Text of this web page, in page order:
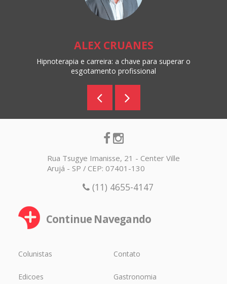
ALEX CRUANES
Hipnoterapia e carreira: a chave para superar o
esgotamento profissional
Rua Tsugye Imanisse, 21 - Center Ville
Arujá - SP / CEP: 07401-130
(11) 4655-4147
Continue Navegando
Colunistas Contato
Edicoes Gastronomia